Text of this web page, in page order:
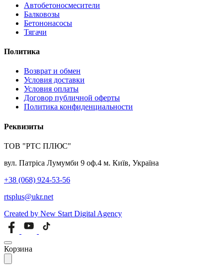
Автобетоносмесители
Балковозы
Бетононасосы
Тягачи
Политика
Возврат и обмен
Условия доставки
Условия оплаты
Договор публичной оферты
Политика конфиденциальности
Реквизиты
ТОВ "РТС ПЛЮС"
вул. Патріса Лумумби 9 оф.4 м. Київ, Україна
+38 (068) 924-53-56
rtsplus@ukr.net
Created by New Start Digital Agency
Корзина